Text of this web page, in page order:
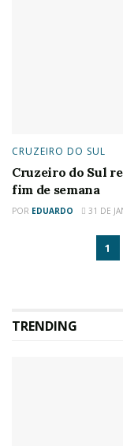
CRUZEIRO DO SUL
Cruzeiro do Sul
fim de semana
POR EDUARDO 31 DE
1
TRENDING